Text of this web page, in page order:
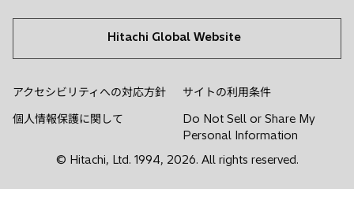
Hitachi Global Website
© Hitachi, Ltd. 1994, 2026. All rights reserved.
アクセシビリティへの対応方針
サイトの利用条件
個人情報保護に関して
Do Not Sell or Share My
Personal Information